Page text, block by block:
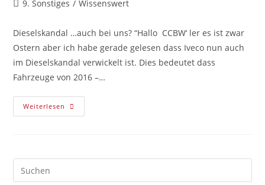
9. Sonstiges / Wissenswert
Dieselskandal …auch bei uns? “Hallo CCBW‘ ler es ist zwar
Ostern aber ich habe gerade gelesen dass Iveco nun auch
im Dieselskandal verwickelt ist. Dies bedeutet dass
Fahrzeuge von 2016 –…
Weiterlesen